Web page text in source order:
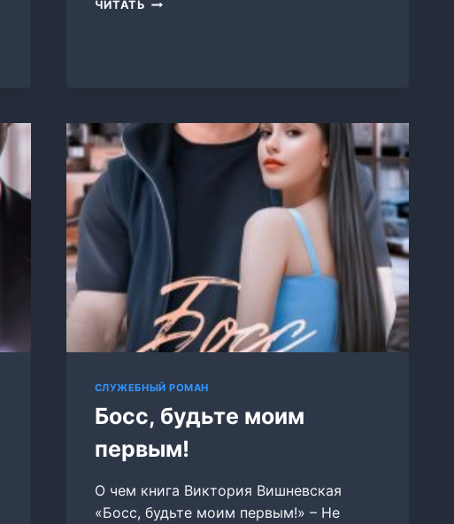
ЧИТАТЬ
СЛУЖЕБНЫЙ РОМАН
Босс, будьте моим
первым!
О чем книга Виктория Вишневская
«Босс, будьте моим первым!» – Не